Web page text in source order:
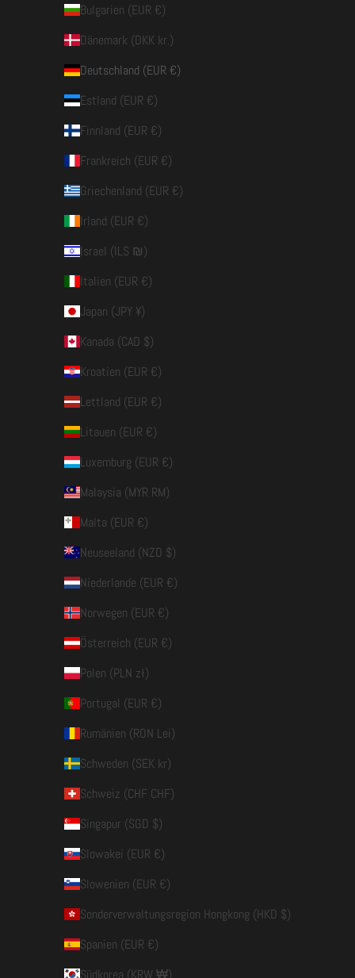
Bulgarien (EUR €)
Dänemark (DKK kr.)
Deutschland (EUR €)
Estland (EUR €)
Finnland (EUR €)
Frankreich (EUR €)
Griechenland (EUR €)
Irland (EUR €)
Israel (ILS ₪)
Italien (EUR €)
Japan (JPY ¥)
Kanada (CAD $)
Kroatien (EUR €)
Lettland (EUR €)
Litauen (EUR €)
Luxemburg (EUR €)
Malaysia (MYR RM)
Malta (EUR €)
Neuseeland (NZD $)
Niederlande (EUR €)
Norwegen (EUR €)
Österreich (EUR €)
Polen (PLN zł)
Portugal (EUR €)
Rumänien (RON Lei)
Schweden (SEK kr)
Schweiz (CHF CHF)
Singapur (SGD $)
Slowakei (EUR €)
Slowenien (EUR €)
Sonderverwaltungsregion Hongkong (HKD $)
Spanien (EUR €)
Südkorea (KRW ₩)